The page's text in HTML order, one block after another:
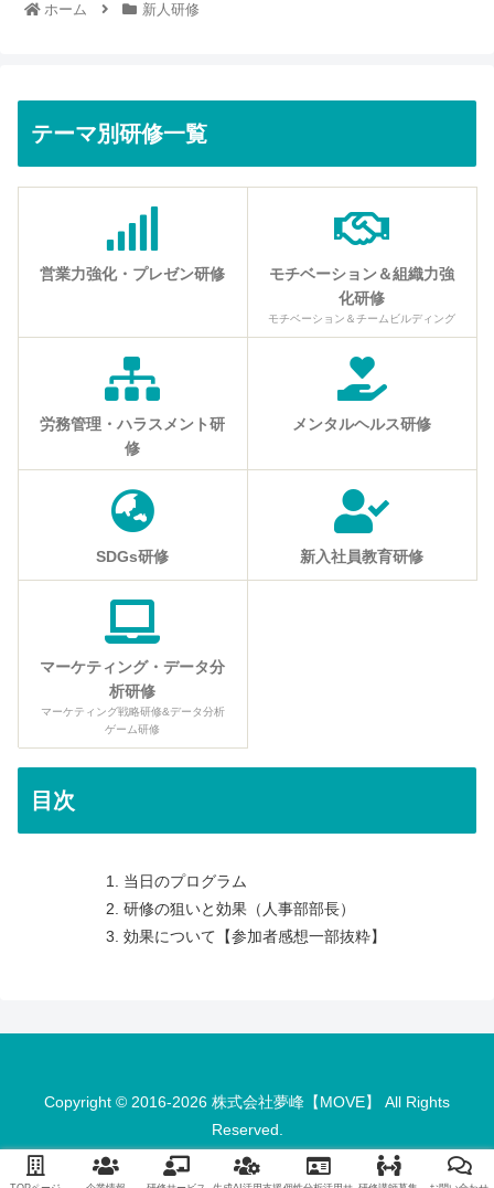
ホーム 新人研修
テーマ別研修一覧
営業力強化・プレゼン研修
モチベーション＆組織力強
化研修
モチベーション＆チームビルディング
労務管理・ハラスメント研
修
メンタルヘルス研修
SDGs研修 新入社員教育研修
マーケティング・データ分
析研修
マーケティング戦略研修&データ分析
ゲーム研修
目次
当日のプログラム
研修の狙いと効果（人事部部長）
効果について【参加者感想一部抜粋】
Copyright © 2016-2026 株式会社夢峰【MOVE】 All Rights
Reserved.